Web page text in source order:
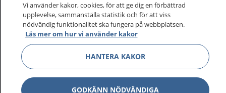
1177–tryggt om din hälsa och vård
På 1177.se får du råd om hälsa och information om
sjukdomar och vilka mottagningar du kan kontakta.
Logga in för att läsa din journal och göra dina
vårdärenden. Ring telefonnummer 1177 för
Vi använder kakor, cookies, för att ge dig en förbättrad
upplevelse, sammanställa statistik och för att viss
nödvändig funktionalitet ska fungera på webbplatsen.
Läs mer om hur vi använder kakor
HANTERA KAKOR
GODKÄNN NÖDVÄNDIGA